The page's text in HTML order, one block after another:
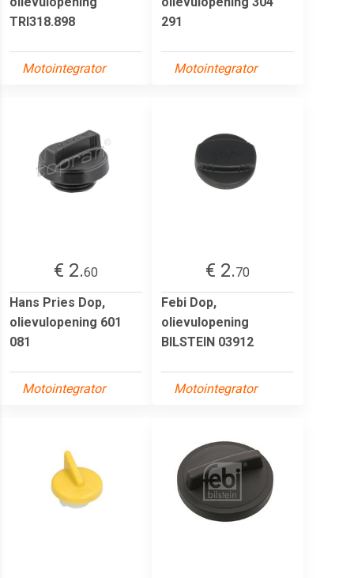
TRI318.898
Motointegrator
291
Motointegrator
€ 2.60
Hans Pries Dop,
olievulopening 601
081
Motointegrator
€ 2.70
Febi Dop,
olievulopening
BILSTEIN 03912
Motointegrator